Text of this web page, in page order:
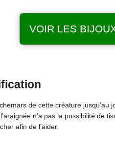
VOIR LES
de cette créature
n’a pas la possibilité de
afin de l’aider.